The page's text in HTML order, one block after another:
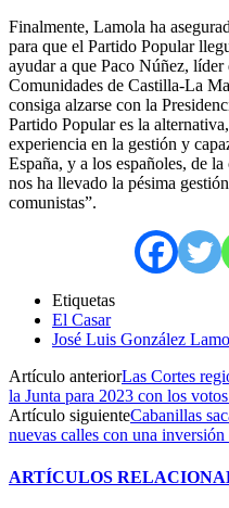
Finalmente, Lamola ha
para que el Partido Popular
ayudar a que Paco Núñez,
Comunidades de Castilla-La
consiga alzarse con la
Partido Popular es la
experiencia en la gestión y
España, y a los españoles, de
nos ha llevado la pésima
comunistas”.
Etiquetas
El Casar
José Luis González
Artículo anteriorLas Cortes
la Junta para 2023 con los
Artículo siguienteCabanillas
nuevas calles con una
ARTÍCULOS